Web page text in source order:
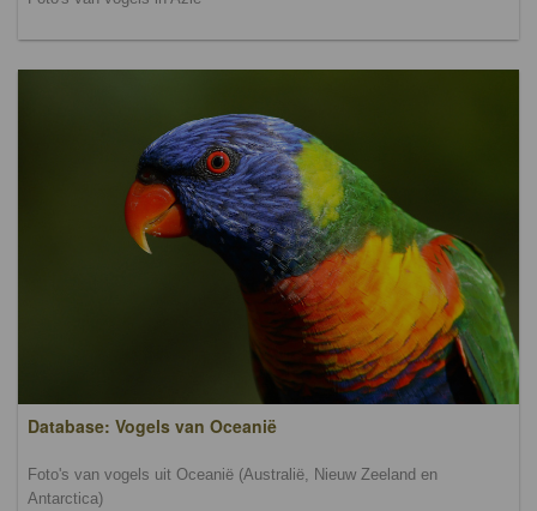
Database: Vogels van Oceanië
Foto's van vogels uit Oceanië (Australië, Nieuw Zeeland en
Antarctica)